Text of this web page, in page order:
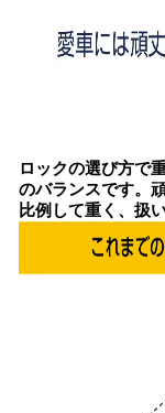
ロックの選び方で
のバランスです。
比例して重く、扱